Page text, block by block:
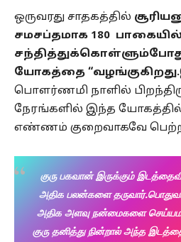
ஒருவரது சாதகத்தில்
சமசப்தமாக 180
யோகத்தை “வழங்குகிறது.
பொளர்ணமி நாளில்
நேரங்களில் இந்த
எண்ணம் குறைவாகவே
குரு பகவான் இருக்கும்
அதிக பலன்களை
அதிக அளவு நன்மைகளை
குரு தனித்து நின்றால் அந்த